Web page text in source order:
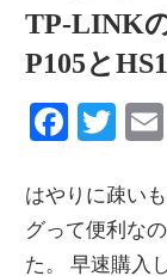
TP-LINK
P105と
はやりに疎い
グって便利な
た。 早速購入